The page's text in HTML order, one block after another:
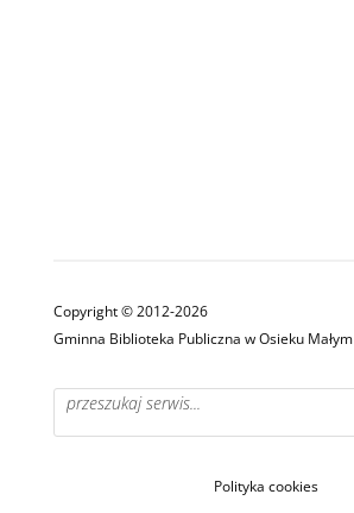
Copyright © 2012-2026
Gminna Biblioteka Publiczna w Osieku Małym
Polityka cookies